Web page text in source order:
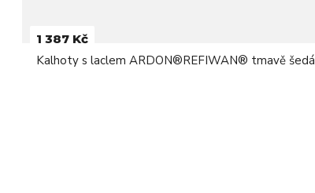
1 387 Kč
Kalhoty s laclem ARDON®REFIWAN® tmavě šedá